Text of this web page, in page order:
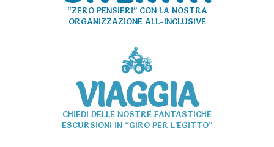
“ZERO PENSIERI” CON LA NOSTRA
ORGANIZZAZIONE ALL-INCLUSIVE
VIAGGIA
CHIEDI DELLE NOSTRE FANTASTICHE
ESCURSIONI IN “GIRO PER L’EGITTO”